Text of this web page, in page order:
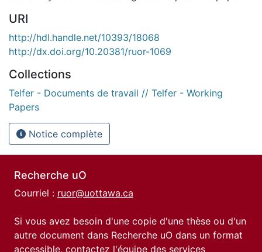
URI
http://hdl.handle.net/10393/18068
http://dx.doi.org/10.20381/ruor-1069
Collections
Telfer - Documents de travail // Telfer - Working
Papers
Notice complète
Recherche uO
Courriel : ruor@uottawa.ca
Si vous avez besoin d'une copie d'une thèse ou d'un
autre document dans Recherche uO dans un format
accessible, contactez l'équipe des services